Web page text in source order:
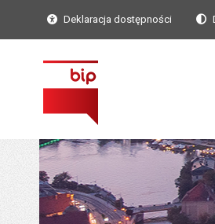
Deklaracja dostępności